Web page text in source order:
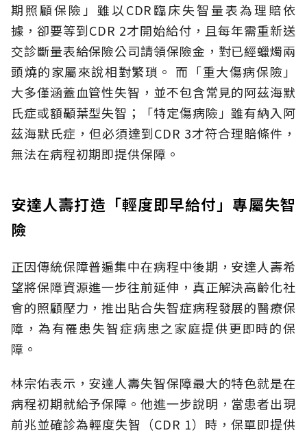
期照顧保險」雖以CDR臨床失智量表為理賠依
據，卻要等到CDR 2才開始給付，且每年需重新送
交診斷量表給保險公司請領保險金，對已經蠟燭兩
頭燒的家屬來說相對繁瑣。 而「重大傷病保險」
大多僅涵蓋血管性失智，並不包含常見的阿茲海默
氏症或額顳葉型失智；「特定傷病險」雖有納入阿
茲海默氏症，但必須達到CDR 3才符合理賠條件，
無法在病程初期即提供保障。
安達人壽打造「輕度即早給付」專屬失智
險
正因傳統保障普遍集中在病程中後期，安達人壽希
望將保障資源進一步往前延伸，真正解決高齡化社
會的照顧壓力，推出貼合失智症病程發展的醫療保
障，為有罹患失智症病患之家庭提供更即時的保
障。
林宗佑表示，安達人壽失智保障最大的特色就是在
病程初期就給予保障。他進一步說明，當患者出現
前兆並確診為輕度失智（CDR 1）時，保單即提供